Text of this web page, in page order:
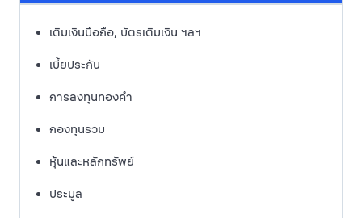
เติมเงินมือถือ, บัตรเติมเงิน ฯลฯ
เบี้ยประกัน
การลงทุนทองคำ
กองทุนรวม
หุ้นและหลักทรัพย์
ประมูล